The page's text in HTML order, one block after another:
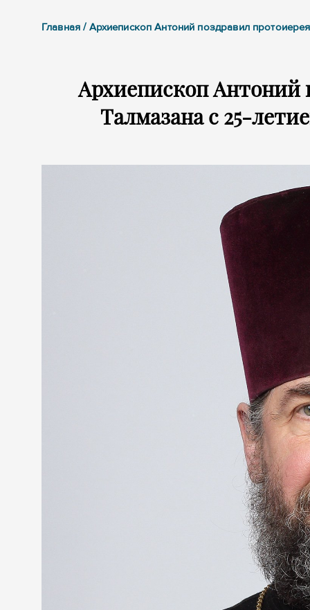
Главная / Архиепископ Антоний поздравил
Архиепископ Антоний
Талмазана с 25-